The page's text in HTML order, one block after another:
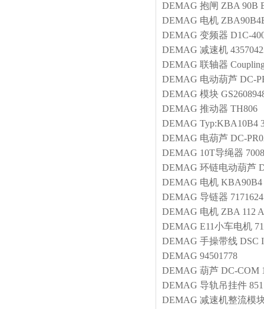
DEMAG 抱闸 ZBA 90B
DEMAG 电机
DEMAG 变频器 D1C-
DEMAG 减速机
DEMAG 联轴器
DEMAG 电动葫芦 DC-
DEMAG 模块
DEMAG 推动器 TH806
DEMAG Typ:KBA10B4
DEMAG 电葫芦 DC-
DEMAG 10T导绳器
DEMAG 环链电动葫芦
DEMAG 电机 KBA90B4
DEMAG 导链器
DEMAG 电机 ZBA 112
DEMAG E11小车电机
DEMAG 手操带线 DSC
DEMAG 94501778
DEMAG 葫芦 DC-COM
DEMAG 导轨吊挂件
DEMAG 减速机整流模